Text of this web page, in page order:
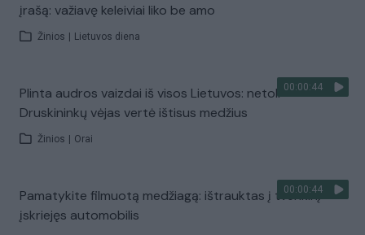
įrašą: važiavę keleiviai liko be amo
Žinios Lietuvos diena
00:00:44
Plinta audros vaizdai iš visos Lietuvos: netoli
Druskininkų vėjas vertė ištisus medžius
Žinios Orai
00:00:44
Pamatykite filmuotą medžiagą: ištrauktas į tvenkinį
įskriejęs automobilis